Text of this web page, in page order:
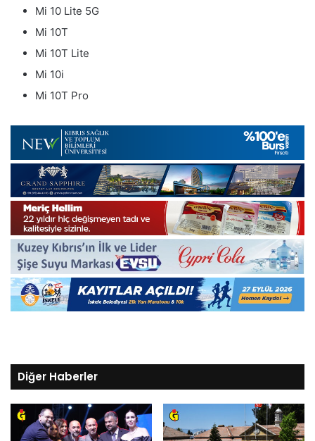
Mi 10 Lite 5G
Mi 10T
Mi 10T Lite
Mi 10i
Mi 10T Pro
Diğer Haberler